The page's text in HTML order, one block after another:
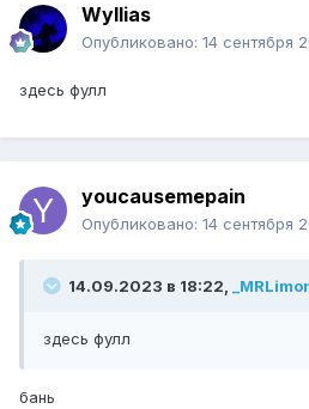
Wyllias
Опубликовано: 14 сентября
здесь фулл
youcausemepain
Опубликовано: 14 сентября
14.09.2023 в 18:22,
здесь фулл
бань